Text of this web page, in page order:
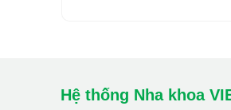
Hệ thống Nha khoa